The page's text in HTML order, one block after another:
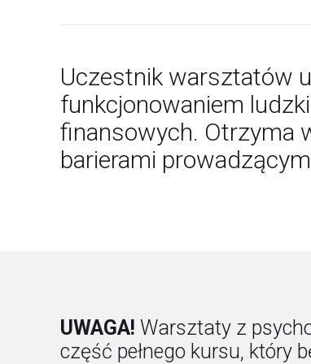
Uczestnik warsztatów
funkcjonowaniem
finansowych. Otrzyma
barierami
UWAGA! Warsztaty z
część pełnego kursu, który